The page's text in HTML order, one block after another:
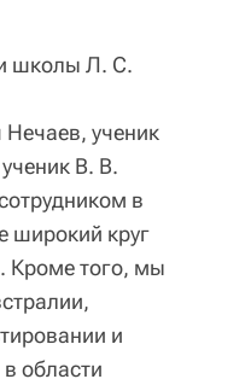
школы Л. С.
ученик
В. В.
в
широкий круг
Кроме того, мы
и
области